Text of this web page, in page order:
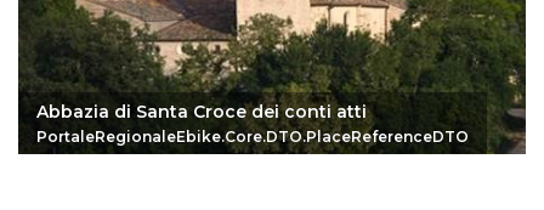
Abbazia di Santa Croce dei conti atti
PortaleRegionaleEbike.Core.DTO.PlaceReferenceDTO